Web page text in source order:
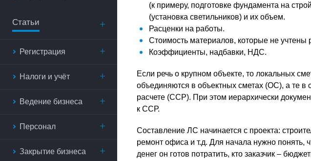
Статьи
Регистрация
Налоги и учёт
Ведение бизнеса
Персонал
Закрытие бизнеса
(к примеру, подготовке фундамента на
(установка светильников) и их объем.
Расценки на работы.
Стоимость материалов, которые не учтены
Коэффициенты, надбавки, НДС.
Если речь о крупном объекте, то локальных
объединяются в объектных сметах (ОС), а те
расчете (ССР). При этом иерархически
к ССР.
Составление ЛС начинается с проекта:
ремонт офиса и т.д. Для начала нужно понять,
денег он готов потратить, кто заказчик –